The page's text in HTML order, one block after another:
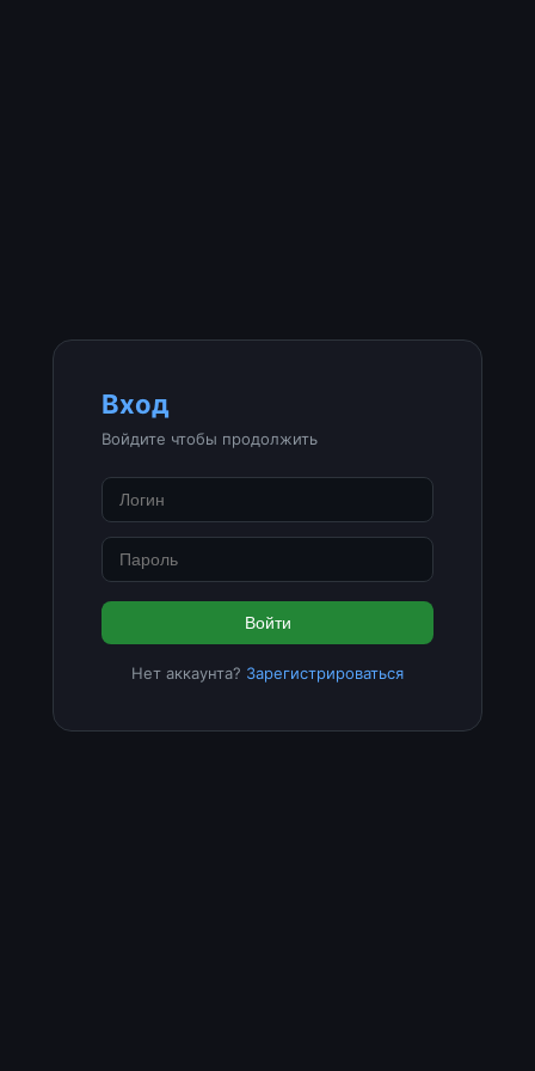
Вход
Войдите чтобы продолжить
Войти
Нет аккаунта? Зарегистрироваться